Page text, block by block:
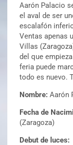
Aarón Palacio
el aval de ser
escalafón
Ventas apenas
Villas
del que
feria puede
todo es nuevo.
Nombre: Aarón
Fecha de
(Zaragoza)
Debut de luces: